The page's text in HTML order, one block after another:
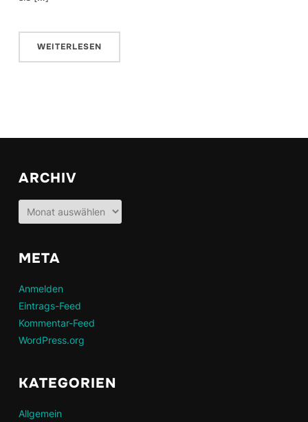
WEITERLESEN
ARCHIV
Archiv
META
Anmelden
Eintrags-Feed
Kommentar-Feed
WordPress.org
KATEGORIEN
Allgemein